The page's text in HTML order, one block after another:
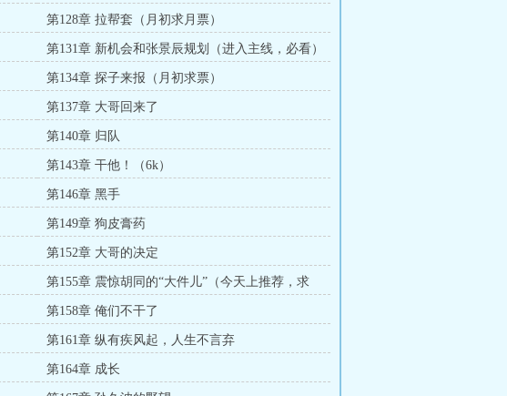
第128章 拉帮套（月初求月票）
第131章 新机会和张景辰规划（进入主线，必看）
第134章 探子来报（月初求票）
第137章 大哥回来了
第140章 归队
第143章 干他！（6k）
第146章 黑手
第149章 狗皮膏药
第152章 大哥的决定
第155章 震惊胡同的“大件儿”（今天上推荐，求
票）
第158章 俺们不干了
第161章 纵有疾风起，人生不言弃
第164章 成长